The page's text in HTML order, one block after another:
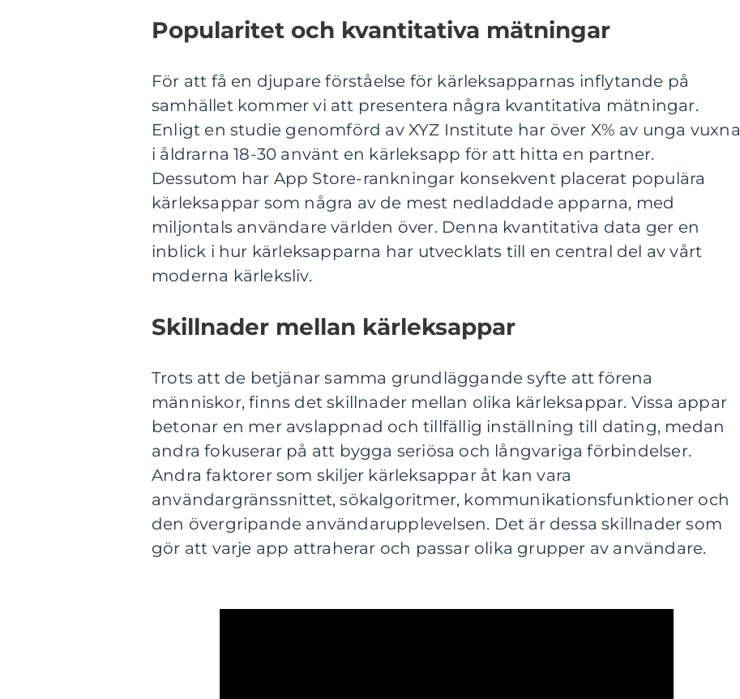
Popularitet och kvantitativa mätningar
För att få en djupare förståelse för kärleksapparnas inflytande på
samhället kommer vi att presentera några kvantitativa mätningar.
Enligt en studie genomförd av XYZ Institute har över X% av unga vuxna
i åldrarna 18-30 använt en kärleksapp för att hitta en partner.
Dessutom har App Store-rankningar konsekvent placerat populära
kärleksappar som några av de mest nedladdade apparna, med
miljontals användare världen över. Denna kvantitativa data ger en
inblick i hur kärleksapparna har utvecklats till en central del av vårt
moderna kärleksliv.
Skillnader mellan kärleksappar
Trots att de betjänar samma grundläggande syfte att förena
människor, finns det skillnader mellan olika kärleksappar. Vissa appar
betonar en mer avslappnad och tillfällig inställning till dating, medan
andra fokuserar på att bygga seriösa och långvariga förbindelser.
Andra faktorer som skiljer kärleksappar åt kan vara
användargränssnittet, sökalgoritmer, kommunikationsfunktioner och
den övergripande användarupplevelsen. Det är dessa skillnader som
gör att varje app attraherar och passar olika grupper av användare.